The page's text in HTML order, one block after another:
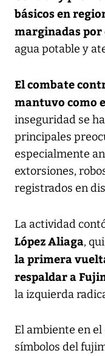
básicos en
marginadas por
agua potable y
El combate
mantuvo como
inseguridad se
principales
especialmente
extorsiones,
registrados en
La actividad
López Aliaga,
la primera
respaldar a
la izquierda
El ambiente en
símbolos del